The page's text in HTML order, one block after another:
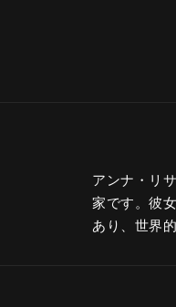
アンナ・リ
家です。彼
あり、世界